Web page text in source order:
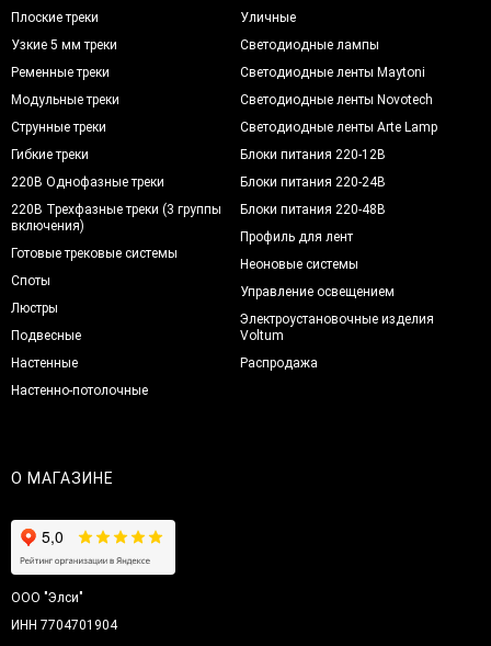
Плоские треки
Узкие 5 мм треки
Ременные треки
Модульные треки
Струнные треки
Гибкие треки
220В Однофазные треки
220В Трехфазные треки (3 группы
включения)
Готовые трековые системы
Споты
Люстры
Подвесные
Настенные
Настенно-потолочные
Уличные
Светодиодные лампы
Светодиодные ленты Maytoni
Светодиодные ленты Novotech
Светодиодные ленты Arte Lamp
Блоки питания 220-12В
Блоки питания 220-24В
Блоки питания 220-48В
Профиль для лент
Неоновые системы
Управление освещением
Электроустановочные изделия
Voltum
Распродажа
О МАГАЗИНЕ
ООО "Элси"
ИНН 7704701904